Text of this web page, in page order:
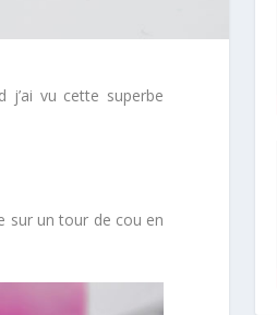
j’ai vu cette superbe
sur un tour de cou en